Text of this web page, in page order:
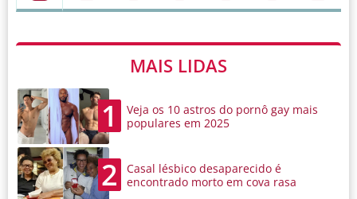
MAIS LIDAS
1
Veja os 10 astros do pornô gay mais
populares em 2025
2
Casal lésbico desaparecido é
encontrado morto em cova rasa